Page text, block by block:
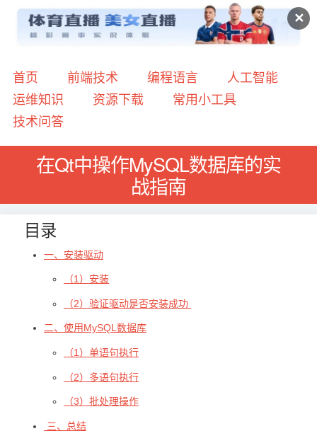
✕
首页 前端技术 编程语言
人工智能
运维知识
资源下载
常用小工具
技术问答
在Qt中操作MySQL数据库的实
战指南
目录
一、安装驱动
（1）安装
（2）验证驱动是否安装成功
二、使用MySQL数据库
（1）单语句执行
（2）多语句执行
（3）批处理操作
三、总结